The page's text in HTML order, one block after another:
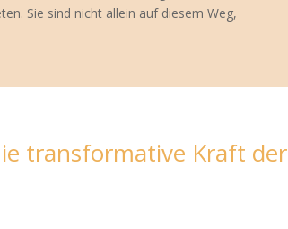
Sie sind nicht allein auf diesem Weg,
transformative Kraft der